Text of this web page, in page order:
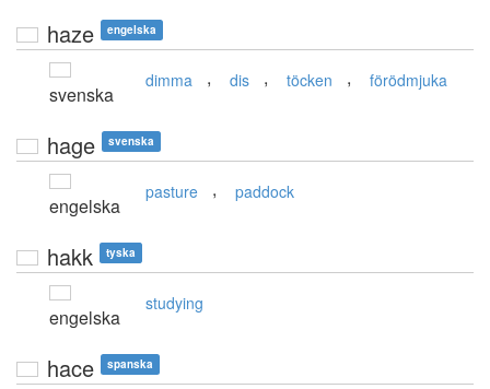
haze engelska
svenska
dimma , dis , töcken , förödmjuka
hage svenska
engelska
pasture , paddock
hakk tyska
engelska
studying
hace spanska